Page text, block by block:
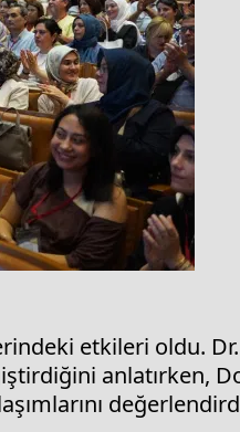
etkileri oldu.
anlatırken,